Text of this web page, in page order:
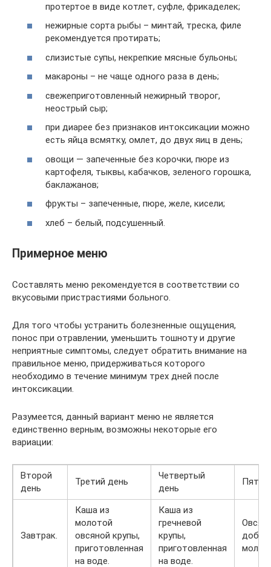
протертое в виде котлет, суфле, фрикаделек;
нежирные сорта рыбы – минтай, треска, филе
рекомендуется протирать;
слизистые супы, некрепкие мясные бульоны;
макароны – не чаще одного раза в день;
свежеприготовленный нежирный творог,
неострый сыр;
при диарее без признаков интоксикации можно
есть яйца всмятку, омлет, до двух яиц в день;
овощи — запеченные без корочки, пюре из
картофеля, тыквы, кабачков, зеленого горошка,
баклажанов;
фрукты – запеченные, пюре, желе, кисели;
хлеб – белый, подсушенный.
Примерное меню
Составлять меню рекомендуется в соответствии со
вкусовыми пристрастиями больного.
Для того чтобы устранить болезненные ощущения,
понос при отравлении, уменьшить тошноту и другие
неприятные симптомы, следует обратить внимание на
правильное меню, придерживаться которого
необходимо в течение минимум трех дней после
интоксикации.
Разумеется, данный вариант меню не является
единственно верным, возможны некоторые его
вариации:
Второй
день
Третий день
Четвертый
день
Завтрак.
Каша из
молотой
овсяной крупы,
приготовленная
на воде.
Каша из
гречневой
крупы,
приготовленная
на воде.